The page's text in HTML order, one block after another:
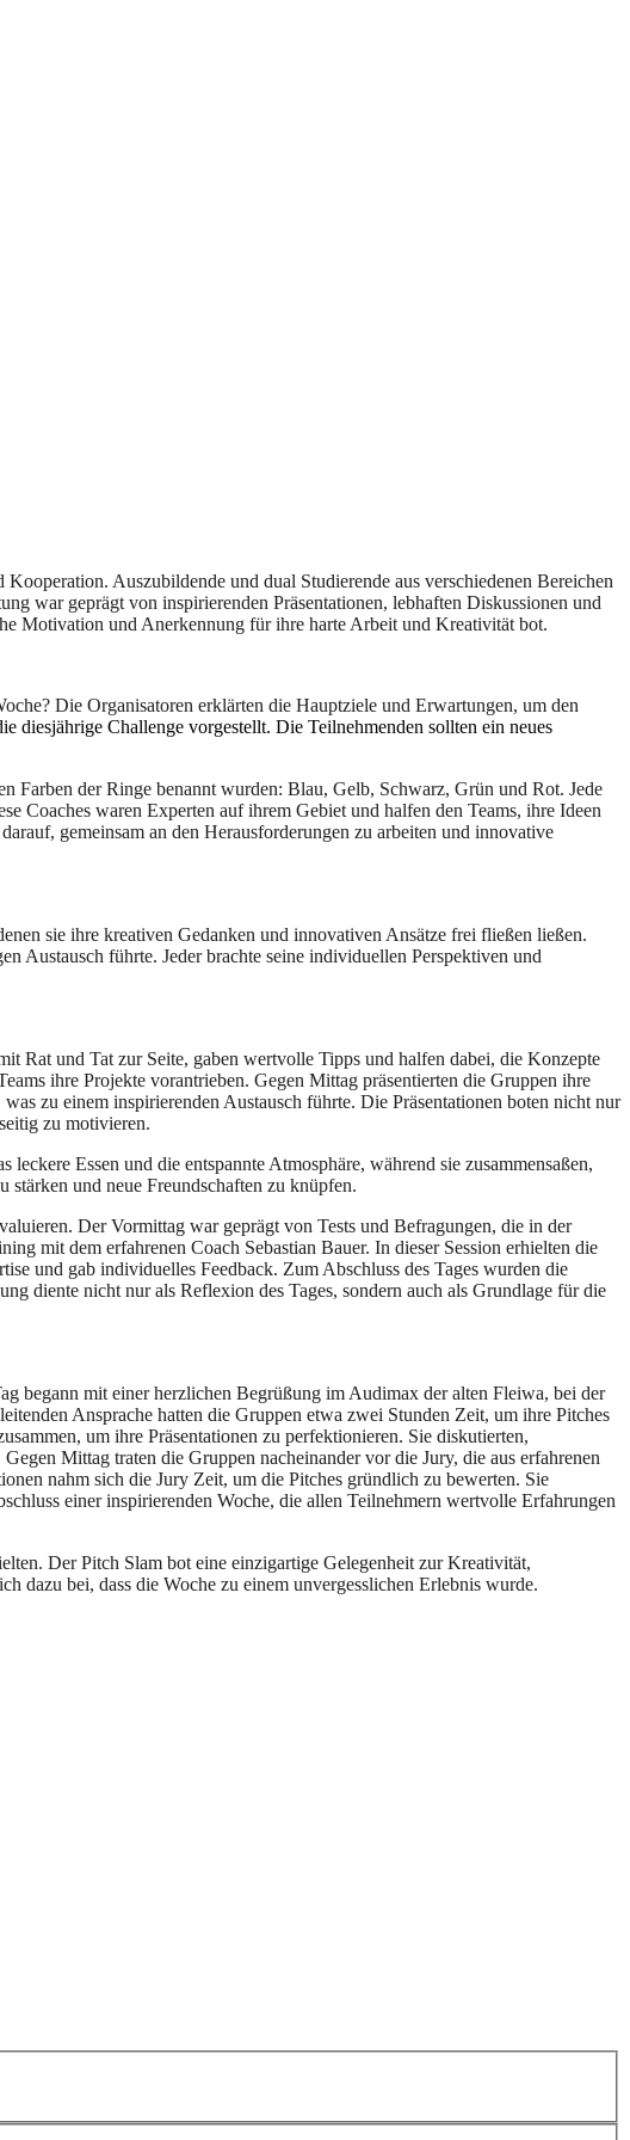
Auszubildende und dual Studierende aus verschiedenen Bereichen
war geprägt von inspirierenden Präsentationen, lebhaften Diskussionen und
Motivation und Anerkennung für ihre harte Arbeit und Kreativität bot.
Die Organisatoren erklärten die Hauptziele und Erwartungen, um den
diesjährige Challenge vorgestellt. Die Teilnehmenden sollten ein neues
Farben der Ringe benannt wurden: Blau, Gelb, Schwarz, Grün und Rot. Jede
Coaches waren Experten auf ihrem Gebiet und halfen den Teams, ihre Ideen
gemeinsam an den Herausforderungen zu arbeiten und innovative
sie ihre kreativen Gedanken und innovativen Ansätze frei fließen ließen.
Austausch führte. Jeder brachte seine individuellen Perspektiven und
Rat und Tat zur Seite, gaben wertvolle Tipps und halfen dabei, die Konzepte
ihre Projekte vorantrieben. Gegen Mittag präsentierten die Gruppen ihre
zu einem inspirierenden Austausch führte. Die Präsentationen boten nicht nur
zu motivieren.
Essen und die entspannte Atmosphäre, während sie zusammensaßen,
stärken und neue Freundschaften zu knüpfen.
Der Vormittag war geprägt von Tests und Befragungen, die in der
mit dem erfahrenen Coach Sebastian Bauer. In dieser Session erhielten die
und gab individuelles Feedback. Zum Abschluss des Tages wurden die
diente nicht nur als Reflexion des Tages, sondern auch als Grundlage für die
begann mit einer herzlichen Begrüßung im Audimax der alten Fleiwa, bei der
Ansprache hatten die Gruppen etwa zwei Stunden Zeit, um ihre Pitches
um ihre Präsentationen zu perfektionieren. Sie diskutierten,
Mittag traten die Gruppen nacheinander vor die Jury, die aus erfahrenen
nahm sich die Jury Zeit, um die Pitches gründlich zu bewerten. Sie
einer inspirierenden Woche, die allen Teilnehmern wertvolle Erfahrungen
Der Pitch Slam bot eine einzigartige Gelegenheit zur Kreativität,
dazu bei, dass die Woche zu einem unvergesslichen Erlebnis wurde.